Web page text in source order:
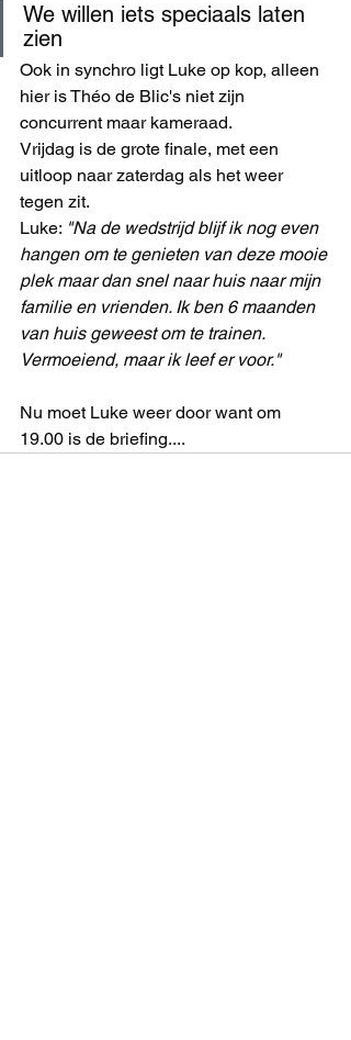
We willen iets speciaals laten
zien
Ook in synchro ligt Luke op kop, alleen
hier is Théo de Blic's niet zijn
concurrent maar kameraad.
Vrijdag is de grote finale, met een
uitloop naar zaterdag als het weer
tegen zit.
Luke: "Na de wedstrijd blijf ik nog even
hangen om te genieten van deze mooie
plek maar dan snel naar huis naar mijn
familie en vrienden. Ik ben 6 maanden
van huis geweest om te trainen.
Vermoeiend, maar ik leef er voor."
Nu moet Luke weer door want om
19.00 is de briefing....